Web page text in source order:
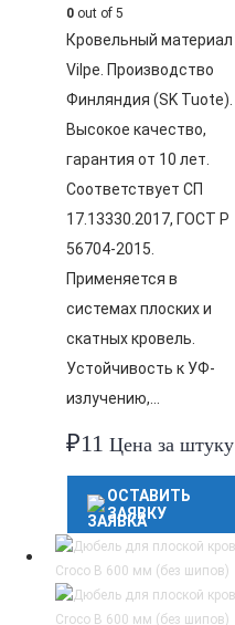
0 out of 5
Кровельный материал
Vilpe. Производство
Финляндия (SK Tuote).
Высокое качество,
гарантия от 10 лет.
Соответствует СП
17.13330.2017, ГОСТ Р
56704-2015.
Применяется в
системах плоских и
скатных кровель.
Устойчивость к УФ-
излучению,…
₽11 Цена за штуку
ОСТАВИТЬ
ЗАЯВКУ